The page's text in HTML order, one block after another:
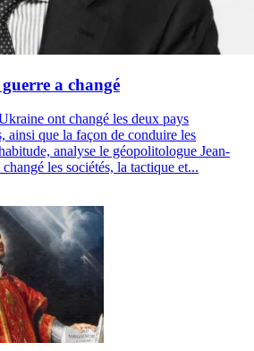
a changé
ont changé les deux pays
ainsi que la façon de conduire les
analyse le géopolitologue Jean-
les sociétés, la tactique et...